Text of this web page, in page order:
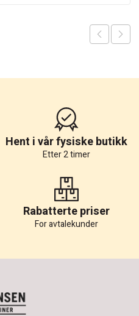
Hent i vår fysiske butikk
Etter 2 timer
Rabatterte priser
For avtalekunder